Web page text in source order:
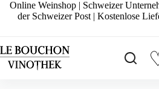
Zum
Inhalt
Online Weinshop | Schweizer
der Schweizer Post | Kostenlose